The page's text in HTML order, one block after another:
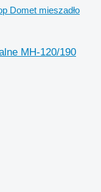
Domet mieszadło
MH-120/190